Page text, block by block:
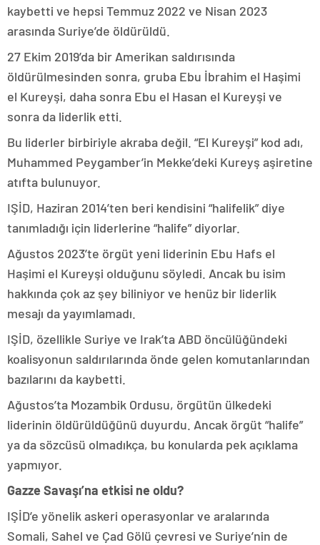
kaybetti ve hepsi Temmuz 2022 ve Nisan 2023
arasında Suriye’de öldürüldü.
27 Ekim 2019’da bir Amerikan saldırısında
öldürülmesinden sonra, gruba Ebu İbrahim el Haşimi
el Kureyşi, daha sonra Ebu el Hasan el Kureyşi ve
sonra da liderlik etti.
Bu liderler birbiriyle akraba değil. “El Kureyşi” kod adı,
Muhammed Peygamber’in Mekke’deki Kureyş aşiretine
atıfta bulunuyor.
IŞİD, Haziran 2014’ten beri kendisini “halifelik” diye
tanımladığı için liderlerine “halife” diyorlar.
Ağustos 2023’te örgüt yeni liderinin Ebu Hafs el
Haşimi el Kureyşi olduğunu söyledi. Ancak bu isim
hakkında çok az şey biliniyor ve henüz bir liderlik
mesajı da yayımlamadı.
IŞİD, özellikle Suriye ve Irak’ta ABD öncülüğündeki
koalisyonun saldırılarında önde gelen komutanlarından
bazılarını da kaybetti.
Ağustos’ta Mozambik Ordusu, örgütün ülkedeki
liderinin öldürüldüğünü duyurdu. Ancak örgüt “halife”
ya da sözcüsü olmadıkça, bu konularda pek açıklama
yapmıyor.
Gazze Savaşı’na etkisi ne oldu?
IŞİD’e yönelik askeri operasyonlar ve aralarında
Somali, Sahel ve Çad Gölü çevresi ve Suriye’nin de